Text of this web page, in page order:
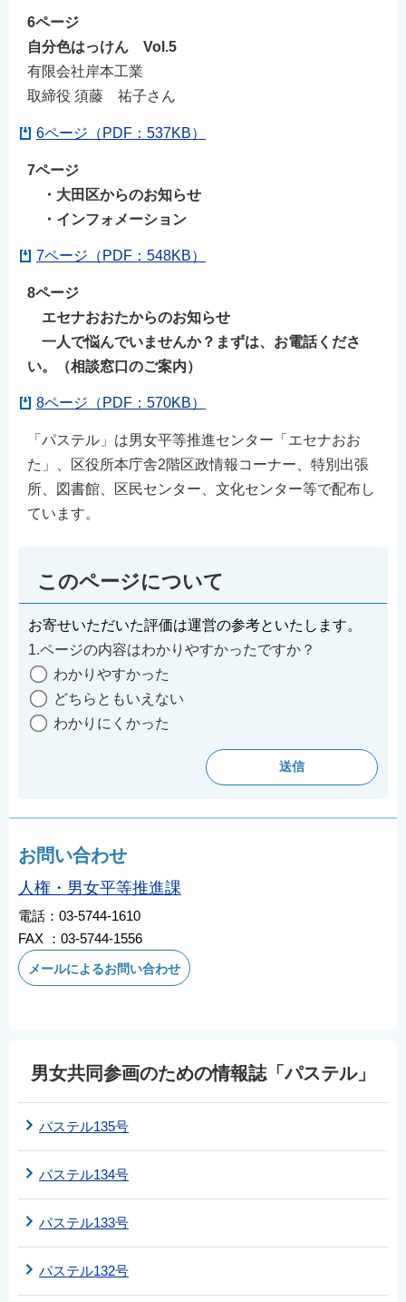
6ページ
自分色はっけん Vol.5
有限会社岸本工業
取締役 須藤 祐子さん
6ページ（PDF：537KB）
7ページ
・大田区からのお知らせ
・インフォメーション
7ページ（PDF：548KB）
8ページ
エセナおおたからのお知らせ
一人で悩んでいませんか？まずは、お電話くださ
い。（相談窓口のご案内）
8ページ（PDF：570KB）
「パステル」は男女平等推進センター「エセナおお
た」、区役所本庁舎2階区政情報コーナー、特別出張
所、図書館、区民センター、文化センター等で配布し
ています。
このページについて
お寄せいただいた評価は運営の参考といたします。
1.ページの内容はわかりやすかったですか？
わかりやすかった
どちらともいえない
わかりにくかった
お問い合わせ
人権・男女平等推進課
電話：03-5744-1610
FAX ：03-5744-1556
メールによるお問い合わせ
男女共同参画のための情報誌「パステル」
パステル135号
パステル134号
パステル133号
パステル132号